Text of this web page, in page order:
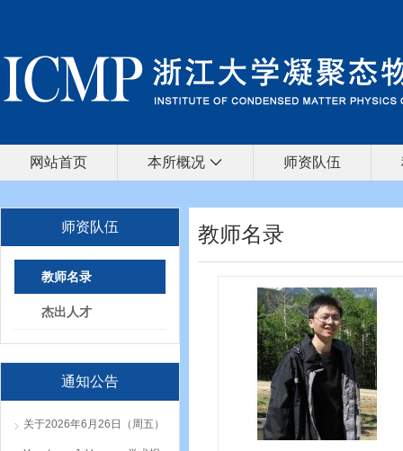
网站首页 本所概况 师资队伍
师资队伍
教师名录
杰出人才
通知公告
关于2026年6月26日（周五）
教师名录